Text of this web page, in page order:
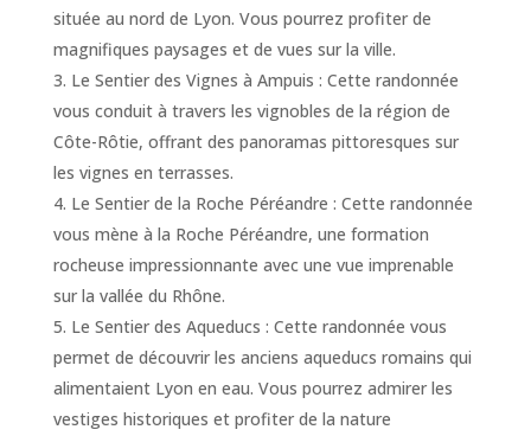
située au nord de Lyon. Vous pourrez profiter de
magnifiques paysages et de vues sur la ville.
Le Sentier des Vignes à Ampuis : Cette randonnée
vous conduit à travers les vignobles de la région de
Côte-Rôtie, offrant des panoramas pittoresques sur
les vignes en terrasses.
Le Sentier de la Roche Péréandre : Cette randonnée
vous mène à la Roche Péréandre, une formation
rocheuse impressionnante avec une vue imprenable
sur la vallée du Rhône.
Le Sentier des Aqueducs : Cette randonnée vous
permet de découvrir les anciens aqueducs romains qui
alimentaient Lyon en eau. Vous pourrez admirer les
vestiges historiques et profiter de la nature